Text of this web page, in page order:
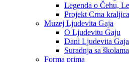
Legenda o Čehu,
Projekt Crna kraljica
Muzej Ljudevita Gaja
O Ljudevitu Gaju
Dani Ljudevita Gaja
Suradnja sa školama
Forma prima